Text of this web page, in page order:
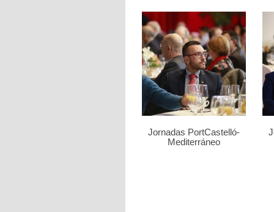
Jornadas PortCastelló-
Mediterráneo